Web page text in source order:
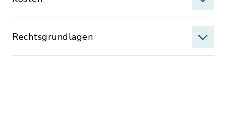
Rechtsgrundlagen